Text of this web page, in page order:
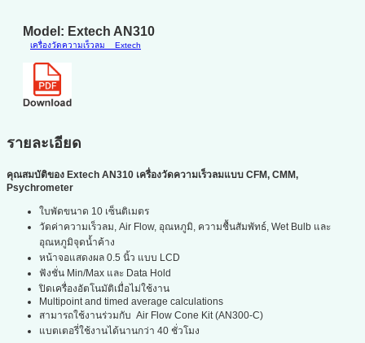
Model: Extech AN310
เครื่องวัดความเร็วลม Extech
รายละเอียด
คุณสมบัติของ Extech AN310 เครื่องวัดความเร็วลมแบบ CFM, CMM,
Psychrometer
ใบพัดขนาด 10 เซ็นติเมตร
วัดค่าความเร็วลม, Air Flow, อุณหภูมิ, ความชื้นสัมพัทธ์, Wet Bulb และ
อุณหภูมิจุดน้ำค้าง
หน้าจอแสดงผล 0.5 นิ้ว แบบ LCD
ฟังชั่น Min/Max และ Data Hold
ปิดเครื่องอัตโนมัติเมื่อไม่ใช้งาน
Multipoint and timed average calculations
สามารถใช้งานร่วมกับ Air Flow Cone Kit (AN300-C)
แบตเตอรี่ใช้งานได้นานกว่า 40 ชั่วโมง